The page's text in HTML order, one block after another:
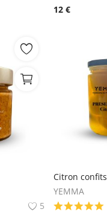
12 €
5
Citron confits
YEMMA